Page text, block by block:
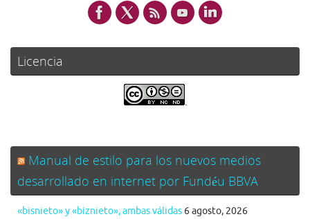
Licencia
.
Manual de estilo para los nuevos medios
desarrollado en internet por Fundéu BBVA
«bisnieto» y «biznieto», ambas válidas 6 agosto, 2026